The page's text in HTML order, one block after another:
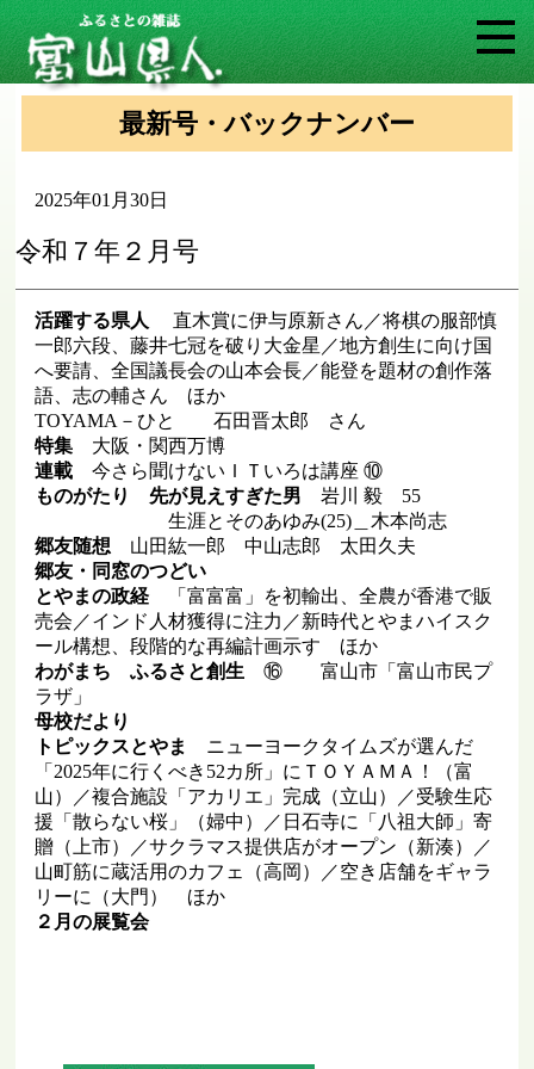
最新号・バックナンバー
2025年01月30日
令和７年２月号
活躍する県人直木賞に伊与原新さん／将棋の服部慎
一郎六段、藤井七冠を破り大金星／地方創生に向け国
へ要請、全国議長会の山本会長／能登を題材の創作落
語、志の輔さん ほか
TOYAMA－ひと 石田晋太郎 さん
特集 大阪・関西万博
連載 今さら聞けないＩＴいろは講座 ⑩
ものがたり 先が見えすぎた男 岩川 毅 55
生涯とそのあゆみ(25)＿木本尚志
郷友随想 山田紘一郎 中山志郎 太田久夫
郷友・同窓のつどい
とやまの政経
「富富富」を初輸出、全農が香港で販
売会／インド人材獲得に注力／新時代とやまハイスク
ール構想、段階的な再編計画示す ほか
わがまち ふるさと創生⑯ 富山市「富山市民プ
ラザ」
母校だより
トピックスとやま ニューヨークタイムズが選んだ
「2025年に行くべき52カ所」にＴＯＹＡＭＡ！（富
山）／複合施設「アカリエ」完成（立山）／受験生応
援「散らない桜」（婦中）／日石寺に「八祖大師」寄
贈（上市）／サクラマス提供店がオープン（新湊）／
山町筋に蔵活用のカフェ（高岡）／空き店舗をギャラ
リーに（大門） ほか
２月の展覧会